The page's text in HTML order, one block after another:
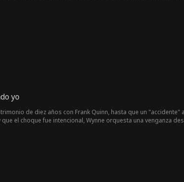
yo
de diez años con Frank Quinn, hasta que un
el choque fue intencional, Wynne orquesta una venganza